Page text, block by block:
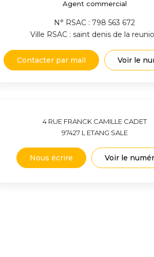
4 RUE FRANCK CAMILLE CADET
97427 L ETANG SALE
Nous écrire Voir le
Agent commercial
N° RSAC : 798 563 672
Ville RSAC : saint denis de la
Contacter par mail Voir le